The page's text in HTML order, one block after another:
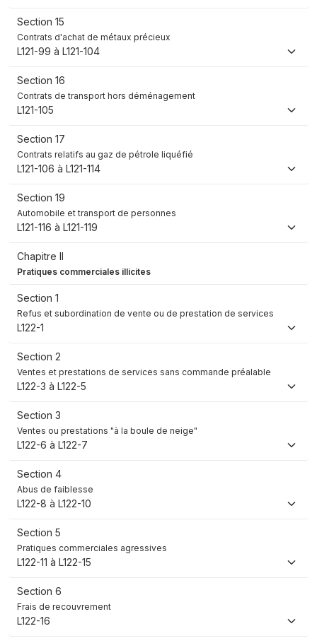
Section 15
Contrats d'achat de métaux précieux
L121-99 à L121-104
Section 16
Contrats de transport hors déménagement
L121-105
Section 17
Contrats relatifs au gaz de pétrole liquéfié
L121-106 à L121-114
Section 19
Automobile et transport de personnes
L121-116 à L121-119
Chapitre II
Pratiques commerciales illicites
Section 1
Refus et subordination de vente ou de prestation de services
L122-1
Section 2
Ventes et prestations de services sans commande préalable
L122-3 à L122-5
Section 3
Ventes ou prestations "à la boule de neige"
L122-6 à L122-7
Section 4
Abus de faiblesse
L122-8 à L122-10
Section 5
Pratiques commerciales agressives
L122-11 à L122-15
Section 6
Frais de recouvrement
L122-16